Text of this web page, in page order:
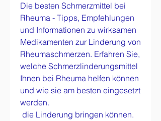
Die besten Schmerzmittel bei
Rheuma - Tipps, Empfehlungen
und Informationen zu wirksamen
Medikamenten zur Linderung von
Rheumaschmerzen. Erfahren Sie,
welche Schmerzlinderungsmittel
Ihnen bei Rheuma helfen können
und wie sie am besten eingesetzt
werden.